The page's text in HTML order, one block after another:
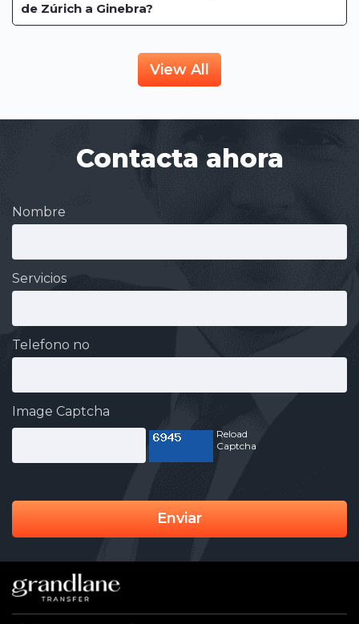
de Zúrich a Ginebra?
View All
Contacta ahora
Nombre
Servicios
Telefono no
Image Captcha
Reload
Captcha
Enviar